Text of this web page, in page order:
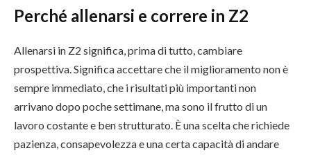
Perché allenarsi e correre in Z2
Allenarsi in Z2 significa, prima di tutto, cambiare
prospettiva. Significa accettare che il miglioramento non è
sempre immediato, che i risultati più importanti non
arrivano dopo poche settimane, ma sono il frutto di un
lavoro costante e ben strutturato. È una scelta che richiede
pazienza, consapevolezza e una certa capacità di andare